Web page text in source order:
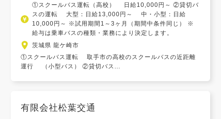
①スクールバス運転（高校） 日給10,000円～ ②貸切バ
スの運転 大型：日給13,000円～ 中・小型：日給
10,000円～ ※試用期間1～3ヶ月（期間中条件同じ） ※
給与は乗車バスの種類・業務により決定します。
茨城県 龍ケ崎市
①スクールバス運転 取手市の高校のスクールバスの近距離
運行 （小型バス） ②貸切バス...
有限会社松葉交通